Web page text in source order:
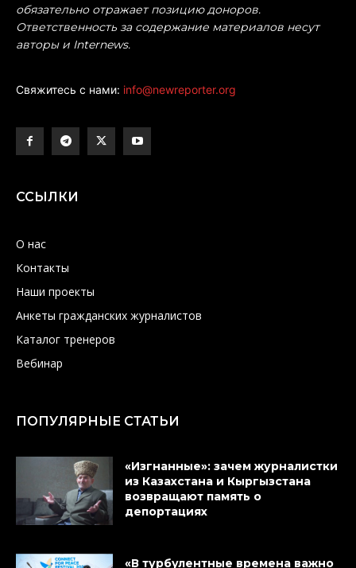
обязательно отражает позицию доноров.
Ответственность за содержание материалов несут
авторы и Internews.
Свяжитесь с нами: info@newreporter.org
ССЫЛКИ
О нас
Контакты
Наши проекты
Анкеты гражданских журналистов
Каталог тренеров
Вебинар
ПОПУЛЯРНЫЕ СТАТЬИ
«Изгнанные»: зачем журналистки
из Казахстана и Кыргызстана
возвращают память о
депортациях
«В турбулентные времена важно